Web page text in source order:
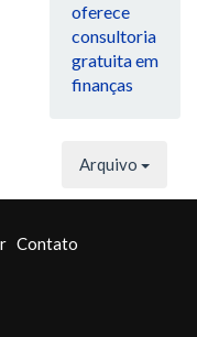
oferece
consultoria
gratuita em
finanças
Arquivo
Contato